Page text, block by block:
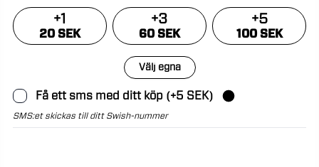
+1
20 SEK
+3
60 SEK
+5
100 SEK
Välj egna
Få ett sms med ditt köp (+5 SEK)
SMS:et skickas till ditt Swish-nummer